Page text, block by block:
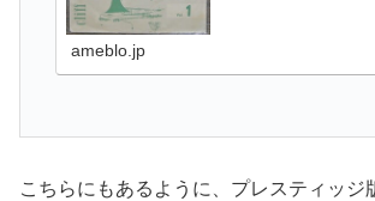
ameblo.jp
こちらにもあるように、プレスティッジ